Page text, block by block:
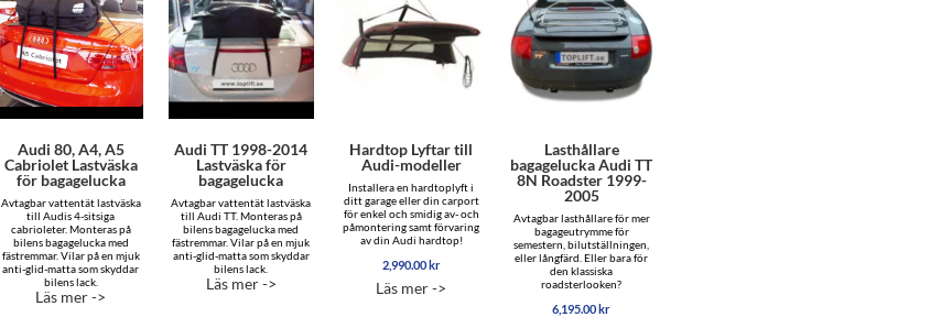
Audi 80, A4, A5
Cabriolet Lastväska
för bagagelucka
Avtagbar vattentät lastväska
till Audis 4-sitsiga
cabrioleter. Monteras på
bilens bagagelucka med
fästremmar. Vilar på en mjuk
anti-glid-matta som skyddar
bilens lack.
Läs mer ->
Audi TT 1998-2014
Lastväska för
bagagelucka
Avtagbar vattentät lastväska
till Audi TT. Monteras på
bilens bagagelucka med
fästremmar. Vilar på en mjuk
anti-glid-matta som skyddar
bilens lack.
Läs mer ->
Hardtop Lyftar till
Audi-modeller
Installera en hardtoplyft i
ditt garage eller din carport
för enkel och smidig av- och
påmontering samt förvaring
av din Audi hardtop!
2,990.00kr
Läs mer ->
Lasthållare
bagagelucka Audi TT
8N Roadster 1999-
2005
Avtagbar lasthållare för mer
bagageutrymme för
semestern, bilutställningen,
eller långfärd. Eller bara för
den klassiska
roadsterlooken?
6,195.00kr